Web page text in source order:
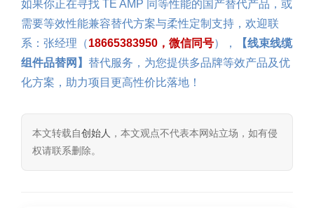
如果你正在寻找 TE AMP 同等性能的国产替代产品，或
需要等效性能兼容替代方案与柔性定制支持，欢迎联
系：张经理（18665383950，微信同号），
【线束线缆
组件品替网】 替代服务，为您提供多品牌等效产品及优
化方案，助力项目更高性价比落地！
本文转载自创始人 ，本文观点不代表本网站立场，如有侵
权请联系删除。